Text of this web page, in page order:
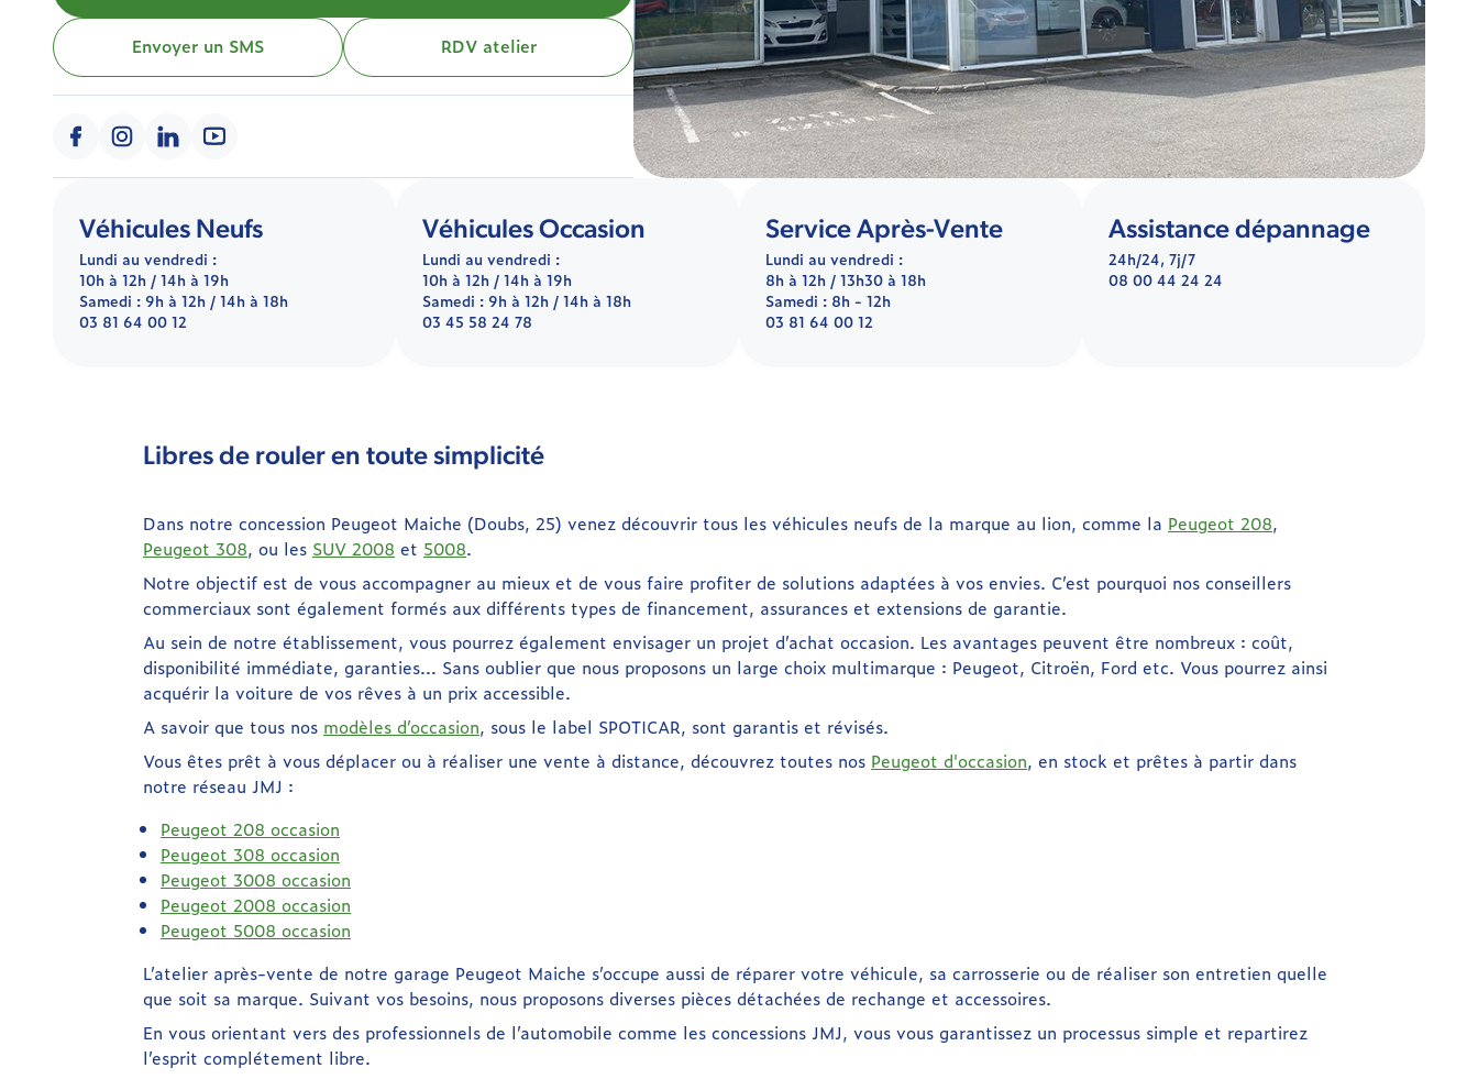
Envoyer un SMS RDV atelier
Véhicules Neufs
Lundi au vendredi :
10h à 12h / 14h à 19h
Samedi : 9h à 12h / 14h à 18h
03 81 64 00 12
Véhicules Occasion
Lundi au vendredi :
10h à 12h / 14h à 19h
Samedi : 9h à 12h / 14h à 18h
03 45 58 24 78
Service Après-Vente
Lundi au vendredi :
8h à 12h / 13h30 à 18h
Samedi : 8h - 12h
03 81 64 00 12
Assistance dépannage
24h/24, 7j/7
08 00 44 24 24
Libres de rouler en toute simplicité
Dans notre concession Peugeot Maiche (Doubs, 25) venez découvrir tous les véhicules neufs de la marque au lion, comme la Peugeot 208,
Peugeot 308, ou les SUV 2008 et 5008.
Notre objectif est de vous accompagner au mieux et de vous faire profiter de solutions adaptées à vos envies. C’est pourquoi nos conseillers
commerciaux sont également formés aux différents types de financement, assurances et extensions de garantie.
Au sein de notre établissement, vous pourrez également envisager un projet d’achat occasion. Les avantages peuvent être nombreux : coût,
disponibilité immédiate, garanties… Sans oublier que nous proposons un large choix multimarque : Peugeot, Citroën, Ford etc. Vous pourrez ainsi
acquérir la voiture de vos rêves à un prix accessible.
A savoir que tous nos modèles d’occasion, sous le label SPOTICAR, sont garantis et révisés.
Vous êtes prêt à vous déplacer ou à réaliser une vente à distance, découvrez toutes nos Peugeot d'occasion, en stock et prêtes à partir dans
notre réseau JMJ :
Peugeot 208 occasion
Peugeot 308 occasion
Peugeot 3008 occasion
Peugeot 2008 occasion
Peugeot 5008 occasion
L’atelier après-vente de notre garage Peugeot Maiche s’occupe aussi de réparer votre véhicule, sa carrosserie ou de réaliser son entretien quelle
que soit sa marque. Suivant vos besoins, nous proposons diverses pièces détachées de rechange et accessoires.
En vous orientant vers des professionnels de l’automobile comme les concessions JMJ, vous vous garantissez un processus simple et repartirez
l’esprit complétement libre.